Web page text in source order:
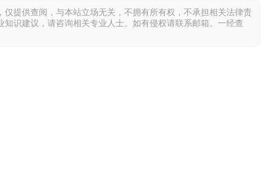
提供查阅，与本站立场无关，不拥有所有权，不承担相关法律责
识建议，请咨询相关专业人士。如有侵权请联系邮箱。一经查